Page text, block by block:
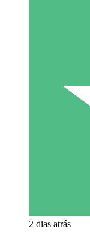
2 dias atrás